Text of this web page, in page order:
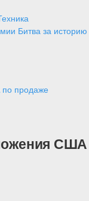
Битва за историю
продаже
США